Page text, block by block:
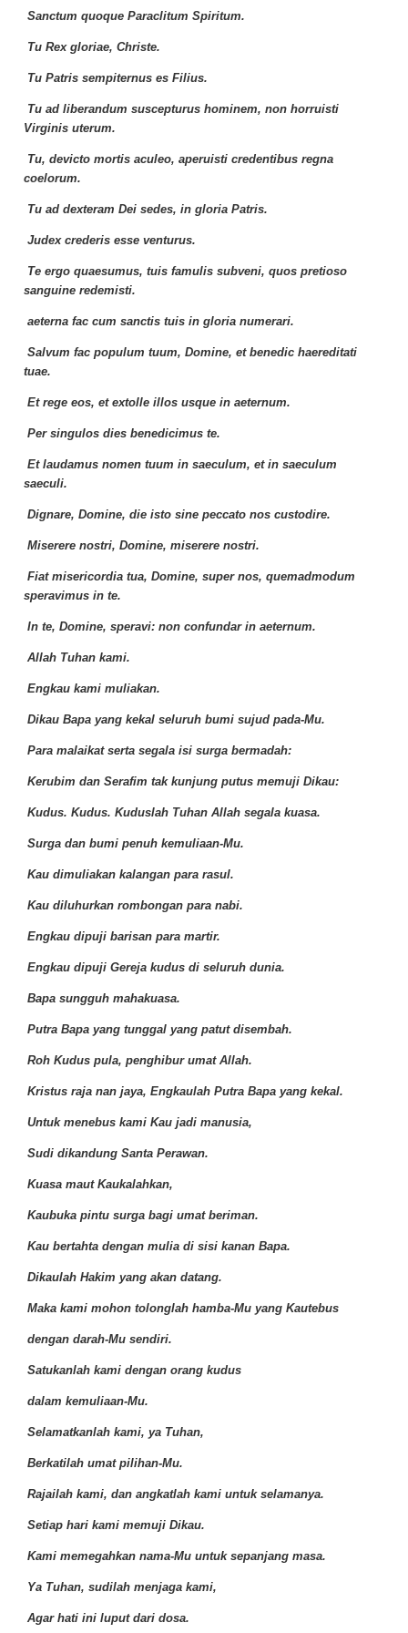
Sanctum quoque Paraclitum Spiritum.
Tu Rex gloriae, Christe.
Tu Patris sempiternus es Filius.
Tu ad liberandum suscepturus hominem, non horruisti
Virginis uterum.
Tu, devicto mortis aculeo, aperuisti credentibus regna
coelorum.
Tu ad dexteram Dei sedes, in gloria Patris.
Judex crederis esse venturus.
Te ergo quaesumus, tuis famulis subveni, quos pretioso
sanguine redemisti.
aeterna fac cum sanctis tuis in gloria numerari.
Salvum fac populum tuum, Domine, et benedic haereditati
tuae.
Et rege eos, et extolle illos usque in aeternum.
Per singulos dies benedicimus te.
Et laudamus nomen tuum in saeculum, et in saeculum
saeculi.
Dignare, Domine, die isto sine peccato nos custodire.
Miserere nostri, Domine, miserere nostri.
Fiat misericordia tua, Domine, super nos, quemadmodum
speravimus in te.
In te, Domine, speravi: non confundar in aeternum.
Allah Tuhan kami.
Engkau kami muliakan.
Dikau Bapa yang kekal seluruh bumi sujud pada-Mu.
Para malaikat serta segala isi surga bermadah:
Kerubim dan Serafim tak kunjung putus memuji Dikau:
Kudus. Kudus. Kuduslah Tuhan Allah segala kuasa.
Surga dan bumi penuh kemuliaan-Mu.
Kau dimuliakan kalangan para rasul.
Kau diluhurkan rombongan para nabi.
Engkau dipuji barisan para martir.
Engkau dipuji Gereja kudus di seluruh dunia.
Bapa sungguh mahakuasa.
Putra Bapa yang tunggal yang patut disembah.
Roh Kudus pula, penghibur umat Allah.
Kristus raja nan jaya, Engkaulah Putra Bapa yang kekal.
Untuk menebus kami Kau jadi manusia,
Sudi dikandung Santa Perawan.
Kuasa maut Kaukalahkan,
Kaubuka pintu surga bagi umat beriman.
Kau bertahta dengan mulia di sisi kanan Bapa.
Dikaulah Hakim yang akan datang.
Maka kami mohon tolonglah hamba-Mu yang Kautebus
dengan darah-Mu sendiri.
Satukanlah kami dengan orang kudus
dalam kemuliaan-Mu.
Selamatkanlah kami, ya Tuhan,
Berkatilah umat pilihan-Mu.
Rajailah kami, dan angkatlah kami untuk selamanya.
Setiap hari kami memuji Dikau.
Kami memegahkan nama-Mu untuk sepanjang masa.
Ya Tuhan, sudilah menjaga kami,
Agar hati ini luput dari dosa.